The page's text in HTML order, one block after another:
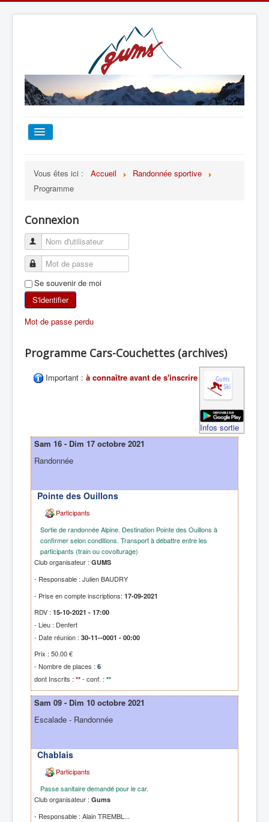
TOUT SUR LE GUMS
ESCALADE
ALPINISME
SKI DE RANDONNÉE
Vous êtes ici : Accueil
Randonnée sportive
Programme
Connexion
Se souvenir de moi
S'identifier
Mot de passe perdu
Programme Cars-Couchettes (archives)
Infos sortie
Important : à connaître avant de s'inscrire
Sam 16 - Dim 17 octobre 2021
Randonnée
Pointe des Ouillons
Participants
Sortie de randonnée Alpine. Destination Pointe des Ouillons à
confirmer selon conditions. Transport à débattre entre les
participants (train ou covoiturage)
Club organisateur : GUMS
- Responsable : Julien BAUDRY
- Prise en compte inscriptions: 17-09-2021
RDV : 15-10-2021 - 17:00
- Lieu : Denfert
- Date réunion : 30-11--0001 - 00:00
Prix : 50.00 €
- Nombre de places : 6
dont Inscrits : ** - conf. : **
Sam 09 - Dim 10 octobre 2021
Escalade - Randonnée
Chablais
Participants
Passe sanitaire demandé pour le car.
Club organisateur : Gums
- Responsable : Alain TREMBL...